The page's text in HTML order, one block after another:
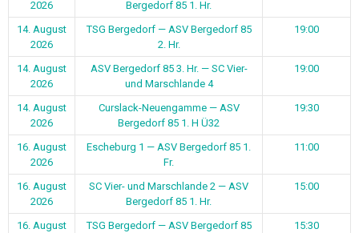
2026
Bergedorf 85 1. Hr.
14. August
2026
TSG Bergedorf — ASV Bergedorf 85
2. Hr.
19:00
14. August
2026
ASV Bergedorf 85 3. Hr. — SC Vier-
und Marschlande 4
19:00
14. August
2026
Curslack-Neuengamme — ASV
Bergedorf 85 1. H Ü32
19:30
16. August
2026
Escheburg 1 — ASV Bergedorf 85 1.
Fr.
11:00
16. August
2026
SC Vier- und Marschlande 2 — ASV
Bergedorf 85 1. Hr.
15:00
16. August
TSG Bergedorf — ASV Bergedorf 85
15:30